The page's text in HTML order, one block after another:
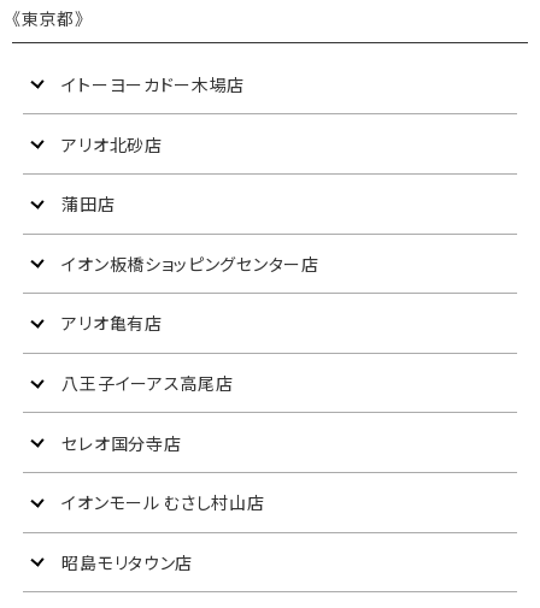
《東京都》
イトーヨーカドー木場店
アリオ北砂店
蒲田店
イオン板橋ショッピングセンター店
アリオ亀有店
八王子イーアス高尾店
セレオ国分寺店
イオンモール むさし村山店
昭島モリタウン店